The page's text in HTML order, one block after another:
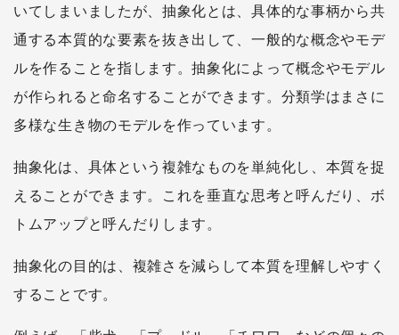
いてしまいましたが、抽象化とは、具体的な事柄から共
通する本質的な要素を抜き出して、一般的な概念やモデ
ルを作ることを指します。抽象化によって概念やモデル
が作られると命名することができます。分類学はまさに
多様な生き物のモデルを作っています。
抽象化は、具体という複雑なものを単純化し、本質を捉
えることができます。これを垂直な思考と呼んだり、ボ
トムアップと呼んだりします。
抽象化の目的は、複雑さを減らして本質を理解しやすく
することです。